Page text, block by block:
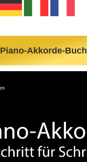
Piano-Akkorde-Buch